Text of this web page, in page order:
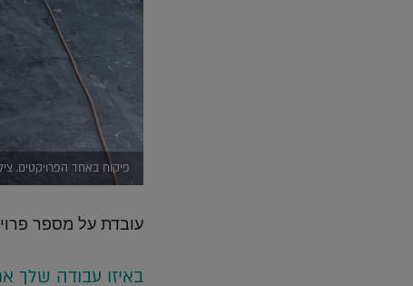
פיקוח באחד הפרויקטים.
עובדת על מספר
באיזו עבודה שלך